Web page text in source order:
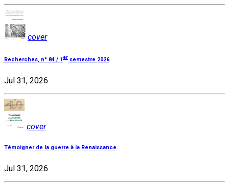
cover
Recherches, n° 84 / 1er semestre 2026
Jul 31, 2026
cover
Témoigner de la guerre à la Renaissance
Jul 31, 2026